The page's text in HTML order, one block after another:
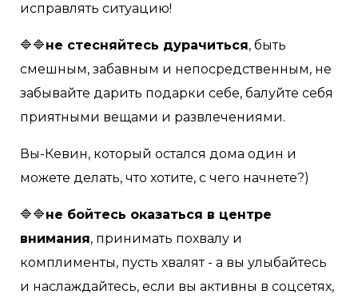
исправлять ситуацию!
🔷🔷не стесняйтесь дурачиться, быть
смешным, забавным и непосредственным, не
забывайте дарить подарки себе, балуйте себя
приятными вещами и развлечениями.
Вы-Кевин, который остался дома один и
можете делать, что хотите, с чего начнете?)
🔷🔷не бойтесь оказаться в центре
внимания, принимать похвалу и
комплименты, пусть хвалят - а вы улыбайтесь
и наслаждайтесь, если вы активны в соцсетях,